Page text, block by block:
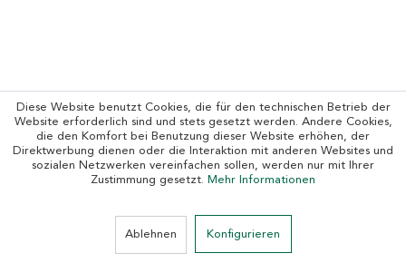
Diese Website benutzt Cookies, die für den technischen Betrieb der
Website erforderlich sind und stets gesetzt werden. Andere Cookies,
die den Komfort bei Benutzung dieser Website erhöhen, der
Direktwerbung dienen oder die Interaktion mit anderen Websites und
sozialen Netzwerken vereinfachen sollen, werden nur mit Ihrer
Zustimmung gesetzt. Mehr Informationen
Ablehnen Konfigurieren